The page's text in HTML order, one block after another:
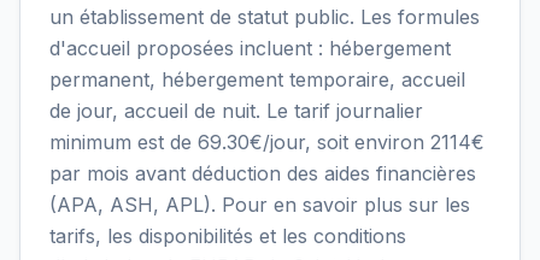
un établissement de statut public. Les formules
d'accueil proposées incluent : hébergement
permanent, hébergement temporaire, accueil
de jour, accueil de nuit. Le tarif journalier
minimum est de 69.30€/jour, soit environ 2114€
par mois avant déduction des aides financières
(APA, ASH, APL). Pour en savoir plus sur les
tarifs, les disponibilités et les conditions